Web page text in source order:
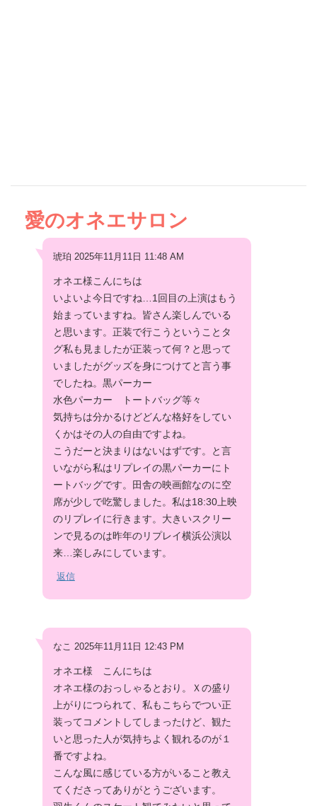
愛のオネエサロン
琥珀 2025年11月11日 11:48 AM
オネエ様こんにちは
いよいよ今日ですね…1回目の上演はもう
始まっていますね。皆さん楽しんでいる
と思います。正装で行こうということタ
グ私も見ましたが正装って何？と思って
いましたがグッズを身につけてと言う事
でしたね。黒パーカー
水色パーカー トートバッグ等々
気持ちは分かるけどどんな格好をしてい
くかはその人の自由ですよね。
こうだーと決まりはないはずです。と言
いながら私はリプレイの黒パーカーにト
ートバッグです。田舎の映画館なのに空
席が少しで吃驚しました。私は18:30上映
のリプレイに行きます。大きいスクリー
ンで見るのは昨年のリプレイ横浜公演以
来…楽しみにしています。
返信
なこ 2025年11月11日 12:43 PM
オネエ様 こんにちは
オネエ様のおっしゃるとおり。Ｘの盛り
上がりにつられて、私もこちらでつい正
装ってコメントしてしまったけど、観た
いと思った人が気持ちよく観れるのが１
番ですよね。
こんな風に感じている方がいること教え
てくださってありがとうございます。